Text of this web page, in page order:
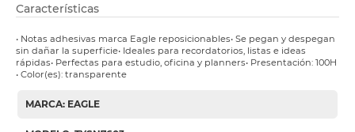
Características
• Notas adhesivas marca Eagle reposicionables• Se pegan y despegan
sin dañar la superficie• Ideales para recordatorios, listas e ideas
rápidas• Perfectas para estudio, oficina y planners• Presentación: 100H
• Color(es): transparente
MARCA: EAGLE